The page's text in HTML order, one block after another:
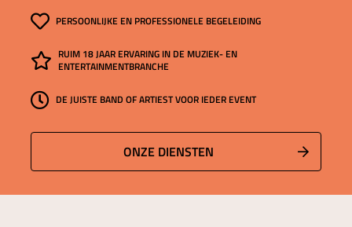
PERSOONLIJKE EN PROFESSIONELE BEGELEIDING
RUIM 18 JAAR ERVARING IN DE MUZIEK- EN
ENTERTAINMENTBRANCHE
DE JUISTE BAND OF ARTIEST VOOR IEDER EVENT
ONZE DIENSTEN